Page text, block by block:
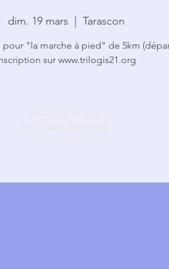
dim. 19 mars Tarascon
"la marche à pied" de 5km
sur www.trilogis21.org